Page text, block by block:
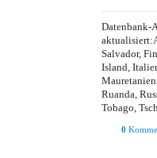
Datenbank-
Salvador,
Island,
Ruanda,
Tobago,
0